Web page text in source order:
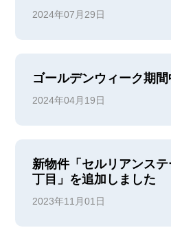
2024年07月29日
ゴールデンウィーク期
2024年04月19日
新物件「セルリアンス
丁目」を追加しました
2023年11月01日